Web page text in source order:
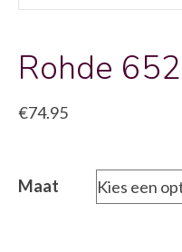
Rohde
€74.95
Maat